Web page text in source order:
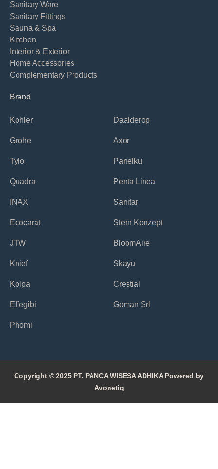
Sanitary Ware
Sanitary Fittings
Sauna & Spa
Kitchen
Interior & Exterior
Home Accessories
Complementary Products
Brand
Kohler
Grohe
Tylo
Quadra
INAX
Ecocarat
JTW
Knief
Kolpa
Effegibi
Phomi
Daalderop
Axor
Panelku
Penta Linea
Sanitar
Stern Konzept
BloomAire
Skayu
Crestial
Goman Srl
Copyright © 2025 PT. PANCA WISESA ADHIKA Powered by
Avonetiq